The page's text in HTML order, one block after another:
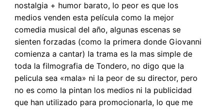
nostalgia + humor barato, lo peor es que los
medios venden esta película como la mejor
comedia musical del año, algunas escenas se
sienten forzadas (como la primera donde Giovanni
comienza a cantar) la trama es la mas simple de
toda la filmografia de Tondero, no digo que la
pelicula sea «mala» ni la peor de su director, pero
no es como la pintan los medios ni la publicidad
que han utilizado para promocionarla, lo que me